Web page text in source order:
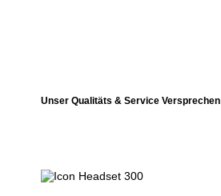
Unser Qualitäts & Service Versprechen